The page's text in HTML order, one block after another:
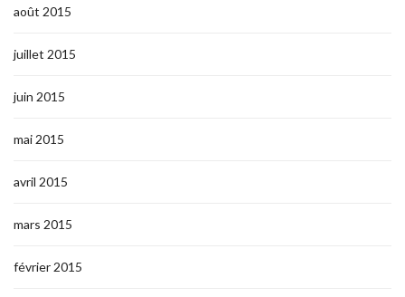
août 2015
juillet 2015
juin 2015
mai 2015
avril 2015
mars 2015
février 2015